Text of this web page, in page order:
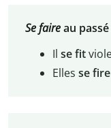
Se faireau
Il se fit
Elles se